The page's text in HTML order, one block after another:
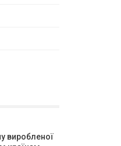
виробленої